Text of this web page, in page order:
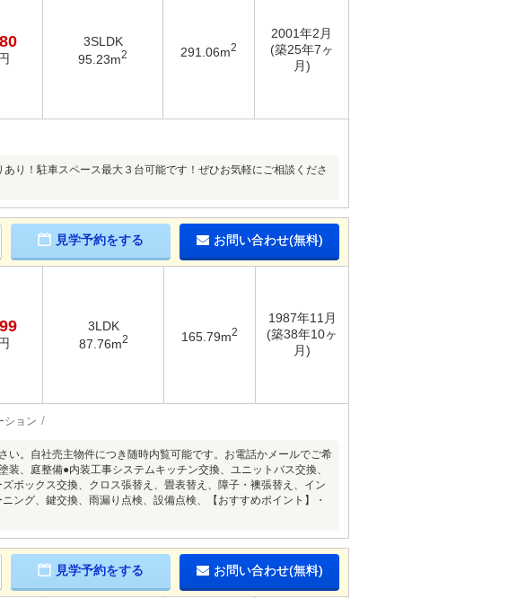
3SLDK
95.23m2 291.06m2
2001年2月
(築25年7ヶ
月)
り！駐車スペース最大３台可能です！ぜひお気軽にご相談くださ
見学予約をする お問い合わせ(無料)
3LDK
87.76m2 165.79m2
1987年11月
(築38年10ヶ
月)
ション
。自社売主物件につき随時内覧可能です。お電話かメールでご希
、庭整備●内装工事システムキッチン交換、ユニットバス交換、
ボックス交換、クロス張替え、畳表替え、障子・襖張替え、イン
ング、鍵交換、雨漏り点検、設備点検、【おすすめポイント】・
見学予約をする お問い合わせ(無料)